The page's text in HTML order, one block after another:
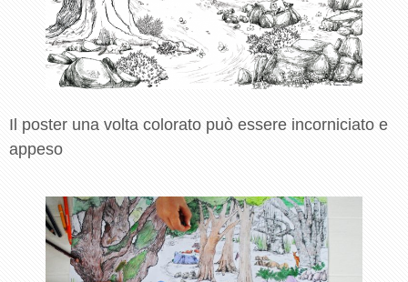
Il poster una volta colorato può essere incorniciato e
appeso